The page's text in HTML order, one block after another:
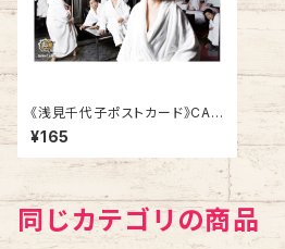
《浅見千代子ポストカード》CA-
2／ 増殖白
¥165
同じカテゴリの商品